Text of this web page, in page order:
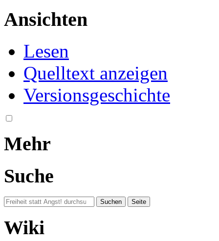
Ansichten
Lesen
Quelltext anzeigen
Versionsgeschichte
Mehr
Suche
Wiki